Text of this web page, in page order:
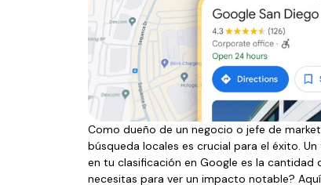
Como dueño de un negocio o jefe de
búsqueda locales es crucial para el éxito.
en tu clasificación en Google es la cantidad
necesitas para ver un impacto notable?